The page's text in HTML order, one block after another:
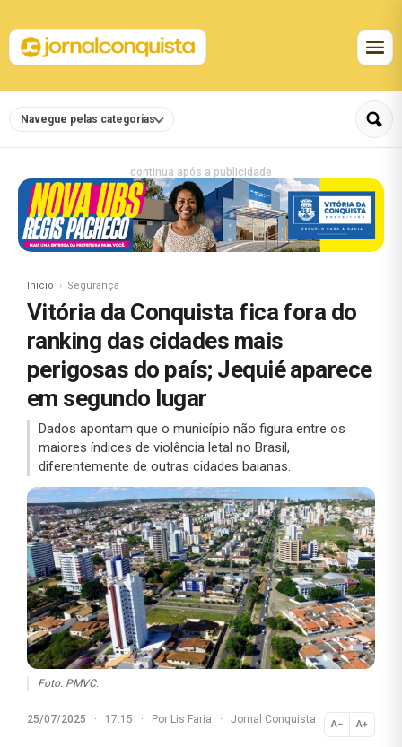
Navegue pelas categorias
continua após a publicidade
Início Segurança
Vitória da Conquista fica fora do
ranking das cidades mais
perigosas do país; Jequié aparece
em segundo lugar
Dados apontam que o município não figura entre os
maiores índices de violência letal no Brasil,
diferentemente de outras cidades baianas.
Foto: PMVC.
25/07/2025 · 17:15 · Por Lis Faria · Jornal Conquista A− A+
Normal